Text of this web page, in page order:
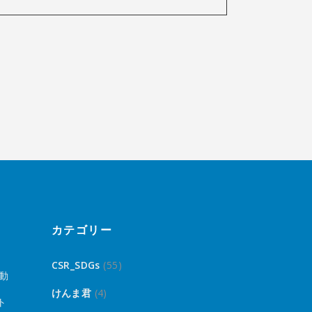
カテゴリー
CSR_SDGs (55)
けんま君 (4)